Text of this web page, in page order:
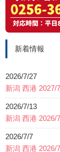
新着情報
2026/7/27
新潟 西港 2027/
2026/7/13
新潟 西港 2026/
2026/7/7
新潟 西港 2026/